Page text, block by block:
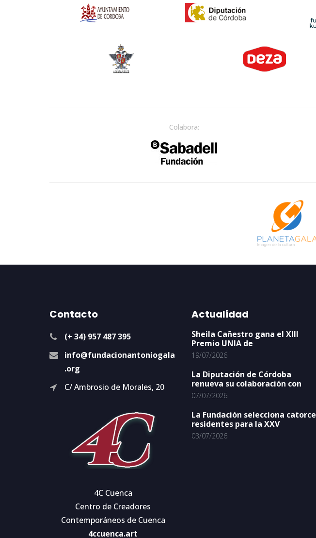
Colabora:
Contacto
(+ 34) 957 487 395
info@fundacionantoniogala
.org
C/ Ambrosio de Morales, 20
4C Cuenca
Centro de Creadores
Contemporáneos de Cuenca
4ccuenca.art
Actualidad
Sheila Cañestro gana el XIII
Premio UNIA de
19/07/2026
La Diputación de Córdoba
renueva su colaboración con
07/07/2026
La Fundación selecciona catorce
residentes para la XXV
03/07/2026